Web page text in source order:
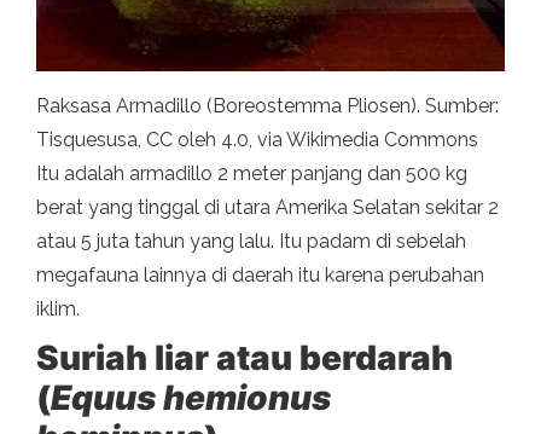
Raksasa Armadillo (Boreostemma Pliosen). Sumber:
Tisquesusa, CC oleh 4.0, via Wikimedia Commons
Itu adalah armadillo 2 meter panjang dan 500 kg
berat yang tinggal di utara Amerika Selatan sekitar 2
atau 5 juta tahun yang lalu. Itu padam di sebelah
megafauna lainnya di daerah itu karena perubahan
iklim.
Suriah liar atau berdarah
(Equus hemionus